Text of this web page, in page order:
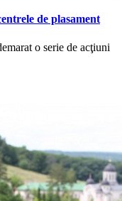
de plasament
o serie de acţiuni